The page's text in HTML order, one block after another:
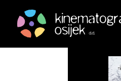
Aug 24,